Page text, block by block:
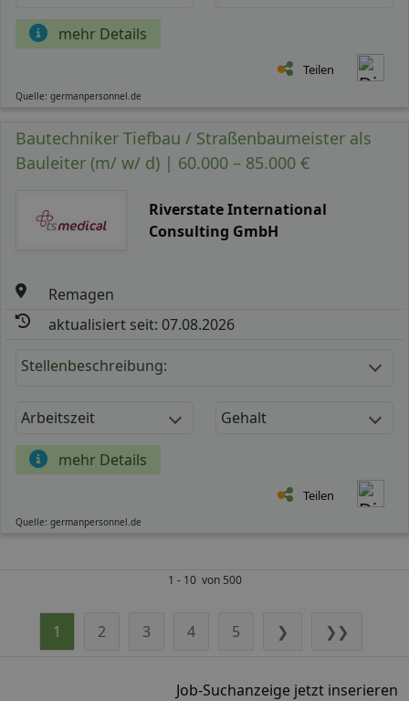
mehr Details
Teilen
Quelle: germanpersonnel.de
Bautechniker Tiefbau / Straßenbaumeister als
Bauleiter (m/ w/ d) | 60.000 – 85.000 €
Riverstate International
Consulting GmbH
Remagen
aktualisiert seit: 07.08.2026
Stellenbeschreibung:
Arbeitszeit Gehalt
mehr Details
Teilen
Quelle: germanpersonnel.de
1 - 10 von 500
1 2 3 4 5 ❯ ❯❯
Job-Suchanzeige jetzt inserieren